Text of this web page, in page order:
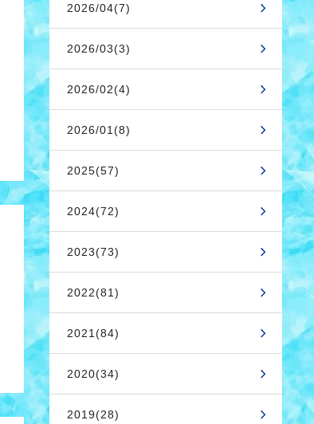
2026/04(7)
2026/03(3)
2026/02(4)
2026/01(8)
2025(57)
2024(72)
2023(73)
2022(81)
2021(84)
2020(34)
2019(28)